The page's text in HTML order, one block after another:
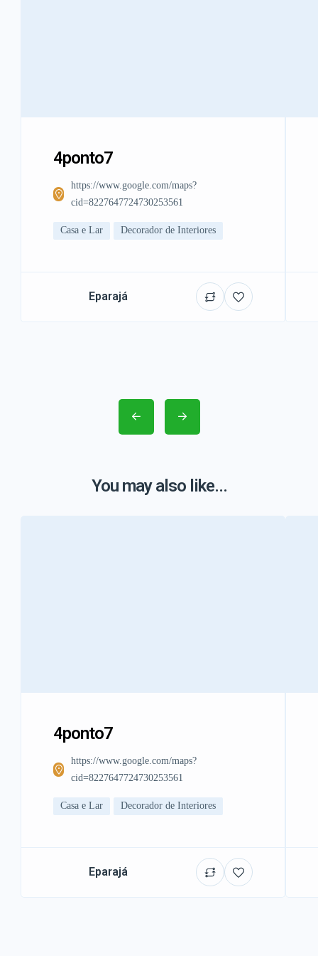
4ponto7
https://www.google.com/maps?
cid=8227647724730253561
Casa e Lar Decorador de Interiores
Eparajá
You may also like...
4ponto7
https://www.google.com/maps?
cid=8227647724730253561
Casa e Lar Decorador de Interiores
Eparajá